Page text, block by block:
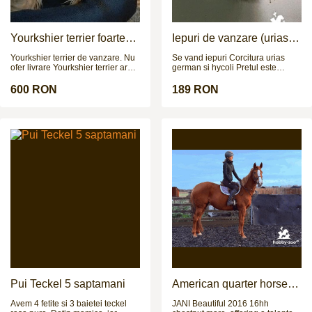
competing at the weekend A
you back safe & with a rosette.
Recently qualified BE90 arena
eventing finals
Yourkshier terrier foarte
Yourkshier terrier de vanzare. Nu
ofer livrare Yourkshier terrier are:
-2 vaccinuri -este negru si maro -
600 RON
Iepuri de vanzare (urias
Se vand iepuri Corcitura urias
german si hycoli Pretul este
189 RON
Pui Teckel 5 saptamani
Avem 4 fetite si 3 baietei teckel
American quarter horse
JANI Beautiful 2016 16hh